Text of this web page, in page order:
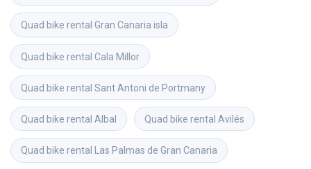
Quad bike rental Gran Canaria isla
Quad bike rental Cala Millor
Quad bike rental Sant Antoni de Portmany
Quad bike rental Albal Quad bike rental Avilés
Quad bike rental Las Palmas de Gran Canaria